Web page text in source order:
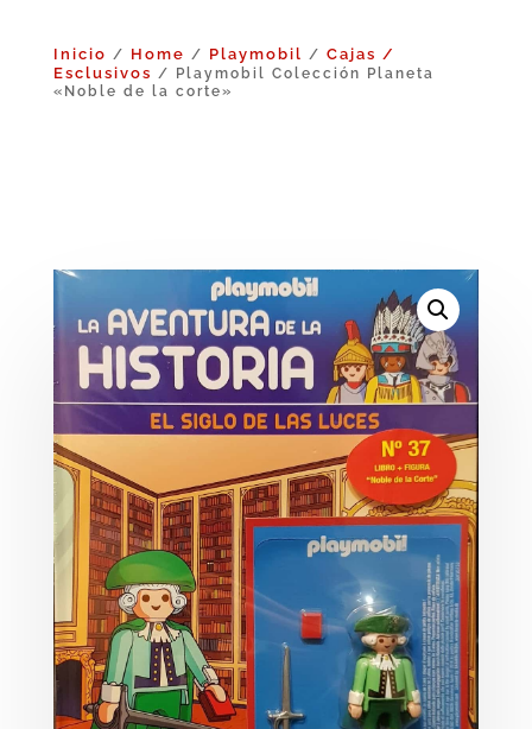
Inicio / Home / Playmobil / Cajas /
Esclusivos / Playmobil Colección Planeta
«Noble de la corte»